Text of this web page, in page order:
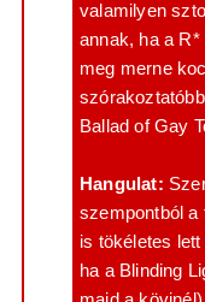
valamilyen
annak, ha a R*
meg merne
Ballad of Gay
Hangulat:
szempontból a
is tökéletes
ha a Blinding